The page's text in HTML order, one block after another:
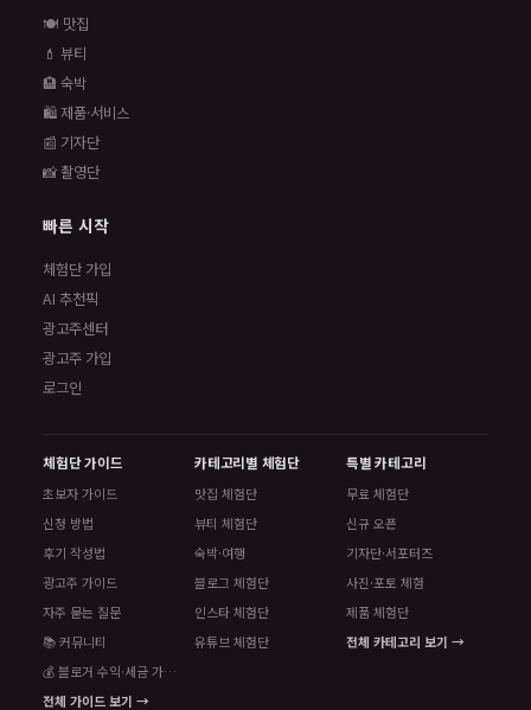
🍽️ 맛집
💄 뷰티
🏨 숙박
🛍️ 제품·서비스
📰 기자단
📸 촬영단
빠른 시작
체험단 가입
AI 추천픽
광고주센터
광고주 가입
로그인
체험단 가이드
초보자 가이드
신청 방법
후기 작성법
광고주 가이드
자주 묻는 질문
📚 커뮤니티
💰 블로거 수익·세금 가이드
전체 가이드 보기 →
카테고리별 체험단
맛집 체험단
뷰티 체험단
숙박·여행
블로그 체험단
인스타 체험단
유튜브 체험단
특별 카테고리
무료 체험단
신규 오픈
기자단·서포터즈
사진·포토 체험
제품 체험단
전체 카테고리 보기 →